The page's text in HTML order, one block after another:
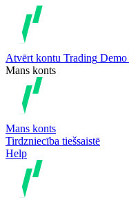
Atvērt kontu Trading Demo
Mans konts
Mans konts
Tirdzniecība tiešsaistē
Help